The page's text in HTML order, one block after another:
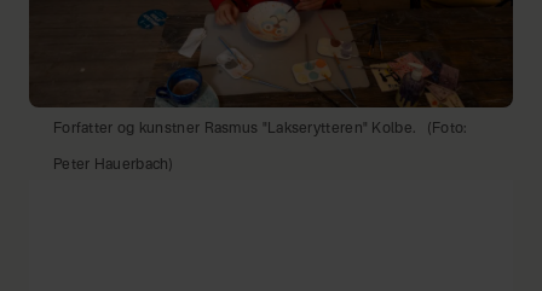
Forfatter og kunstner Rasmus "Lakserytteren" Kolbe. (Foto:
Peter Hauerbach)